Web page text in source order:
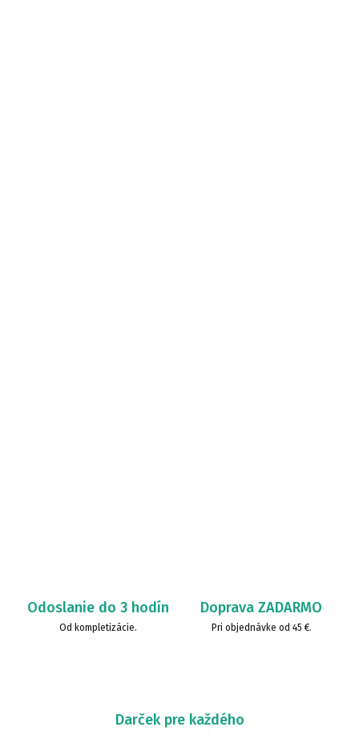
Odoslanie do 3 hodín
Od kompletizácie.
Doprava ZADARMO
Pri objednávke od 45 €.
Darček pre každého